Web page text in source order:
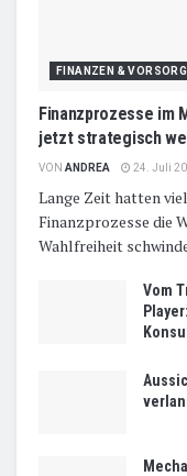
FINANZEN &
Finanzprozesse im
jetzt strategisch
VON ANDREA 24. Juli
Lange Zeit hatten
Finanzprozesse die
Wahlfreiheit
Vom